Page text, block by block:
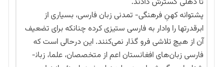
پشتوانه کهنِ فرهنگی- تمدنی زبان فارسی، بسیاری از
ابرقدرتها را وادار به فارسی ستیزی کرده چنانکه برای تضعیف
آن از هیچ تلاشی فرو گذار نمی­‌کنند. این درحالی است که
فارسی زبان‌های افغانستان اعم از متخصصان، علما، زبان­